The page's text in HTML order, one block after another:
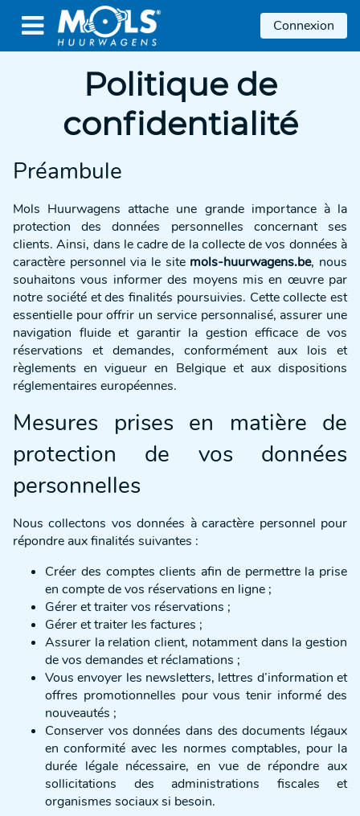
 Connexion
Politique de
confidentialité
Préambule
Mols Huurwagens attache une grande importance à la
protection des données personnelles concernant ses
clients. Ainsi, dans le cadre de la collecte de vos données à
caractère personnel via le site mols-huurwagens.be, nous
souhaitons vous informer des moyens mis en œuvre par
notre société et des finalités poursuivies. Cette collecte est
essentielle pour offrir un service personnalisé, assurer une
navigation fluide et garantir la gestion efficace de vos
réservations et demandes, conformément aux lois et
règlements en vigueur en Belgique et aux dispositions
réglementaires européennes.
Mesures prises en matière de
protection de vos données
personnelles
Nous collectons vos données à caractère personnel pour
répondre aux finalités suivantes :
Créer des comptes clients afin de permettre la prise
en compte de vos réservations en ligne ;
Gérer et traiter vos réservations ;
Gérer et traiter les factures ;
Assurer la relation client, notamment dans la gestion
de vos demandes et réclamations ;
Vous envoyer les newsletters, lettres d’information et
offres promotionnelles pour vous tenir informé des
nouveautés ;
Conserver vos données dans des documents légaux
en conformité avec les normes comptables, pour la
durée légale nécessaire, en vue de répondre aux
sollicitations des administrations fiscales et
organismes sociaux si besoin.